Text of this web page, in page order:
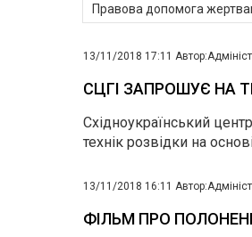
Правова допомога
13/11/2018 17:11 Автор:
СЦГІ ЗАПРОШУЄ НА
Східноукраїнський
технік розвідки на
13/11/2018 16:11 Автор:
ФІЛЬМ ПРО